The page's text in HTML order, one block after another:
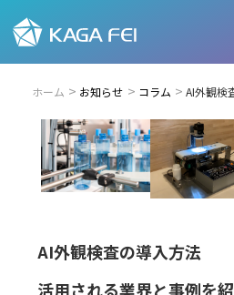
ホーム お知らせ コラム AI外観検
AI外観検査の導入方法
活用される業界と事例を